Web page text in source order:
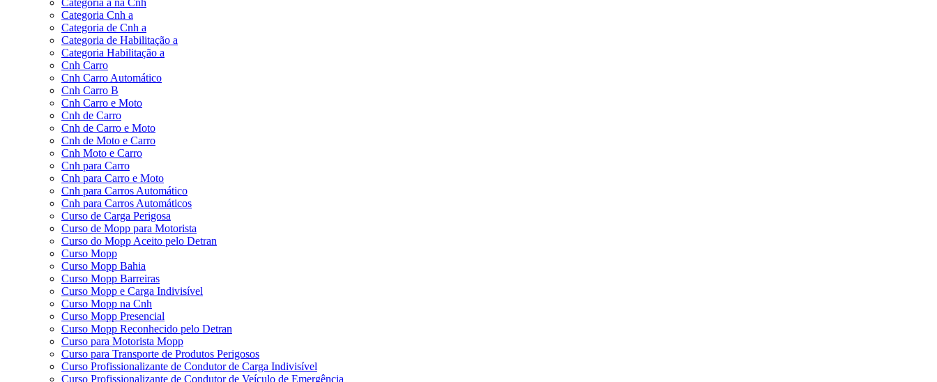
Categoria Cnh a
Categoria de Cnh a
Categoria de Habilitação a
Categoria Habilitação a
Cnh Carro
Cnh Carro Automático
Cnh Carro B
Cnh Carro e Moto
Cnh de Carro
Cnh de Carro e Moto
Cnh de Moto e Carro
Cnh Moto e Carro
Cnh para Carro
Cnh para Carro e Moto
Cnh para Carros Automático
Cnh para Carros Automáticos
Curso de Carga Perigosa
Curso de Mopp para Motorista
Curso do Mopp Aceito pelo Detran
Curso Mopp
Curso Mopp Bahia
Curso Mopp Barreiras
Curso Mopp e Carga Indivisível
Curso Mopp na Cnh
Curso Mopp Presencial
Curso Mopp Reconhecido pelo Detran
Curso para Motorista Mopp
Curso para Transporte de Produtos Perigosos
Curso Profissionalizante de Condutor de Carga Indivisível
Curso Profissionalizante de Condutor de Veículo de Emergência